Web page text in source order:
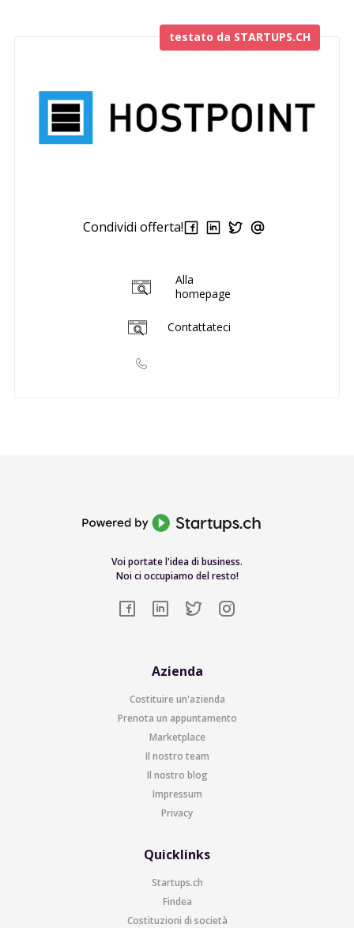
Condividi offerta!
Alla
homepage
Contattateci
testato da STARTUPS.CH
Voi portate l'idea di business.
Noi ci occupiamo del resto!
Azienda
Costituire un'azienda
Prenota un appuntamento
Marketplace
Il nostro team
Il nostro blog
Impressum
Privacy
Quicklinks
Startups.ch
Findea
Costituzioni di società